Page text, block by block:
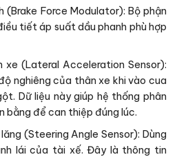
(Brake Force Modulator): Bộ phận
tiết áp suất dầu phanh phù hợp
xe (Lateral Acceleration Sensor):
nghiêng của thân xe khi vào cua
Dữ liệu này giúp hệ thống phân
bằng để can thiệp đúng lúc.
(Steering Angle Sensor): Dùng
lái của tài xế. Đây là thông tin